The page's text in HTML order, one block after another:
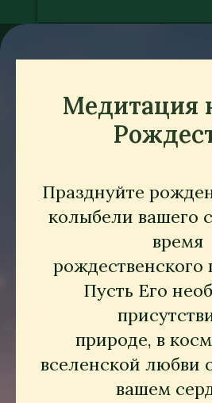
Медитация
Празднуйте
колыбели вашего
время
рождественского
Пусть Его
природе, в
вселенской любви
вашем